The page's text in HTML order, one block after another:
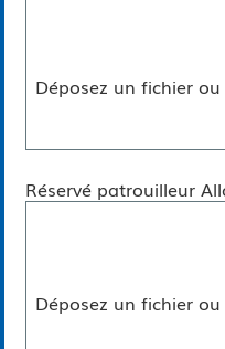
Déposez un fichier
Réservé patrouilleur
Déposez un fichier